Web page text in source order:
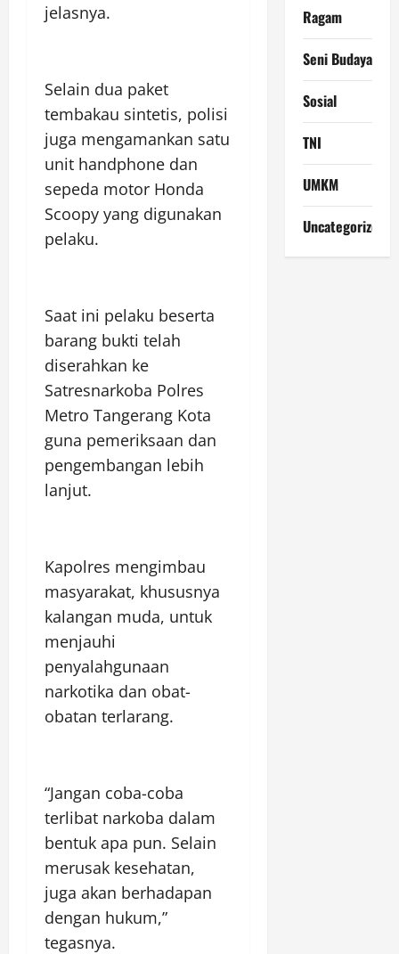
jelasnya.
Selain dua paket
tembakau sintetis, polisi
juga mengamankan satu
unit handphone dan
sepeda motor Honda
Scoopy yang digunakan
pelaku.
Saat ini pelaku beserta
barang bukti telah
diserahkan ke
Satresnarkoba Polres
Metro Tangerang Kota
guna pemeriksaan dan
pengembangan lebih
lanjut.
Kapolres mengimbau
masyarakat, khususnya
kalangan muda, untuk
menjauhi
penyalahgunaan
narkotika dan obat-
obatan terlarang.
“Jangan coba-coba
terlibat narkoba dalam
bentuk apa pun. Selain
merusak kesehatan,
juga akan berhadapan
dengan hukum,”
tegasnya.
Ragam
Seni Budaya
Sosial
TNI
UMKM
Uncategorized